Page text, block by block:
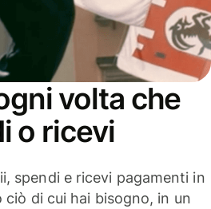
volta che
o ricevi
spendi e ricevi pagamenti in
di cui hai bisogno, in un